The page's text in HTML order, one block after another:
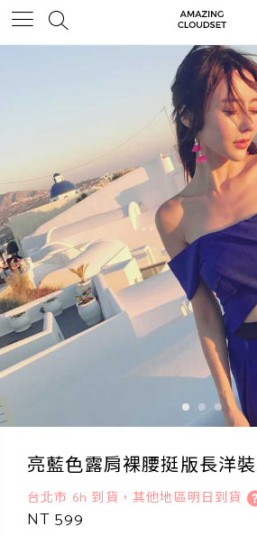
亮藍色露肩裸腰挺版長洋裝
台北市 6h 到貨，其他地區明日到貨
NT 599